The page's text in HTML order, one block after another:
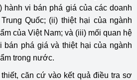
hành vi bán phá giá của các doanh
Quốc; (ii) thiệt hại của ngành
của Việt Nam; và (iii) mối quan hệ
bán phá giá và thiệt hại của ngành
trong nước.
căn cứ vào kết quả điều tra sơ